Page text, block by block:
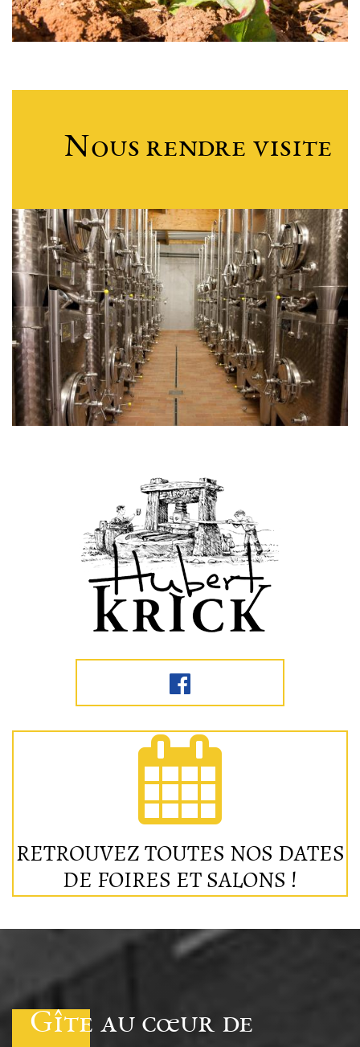
Nous rendre visite
RETROUVEZ TOUTES NOS DATES
DE FOIRES ET SALONS !
Gîte au cœur de